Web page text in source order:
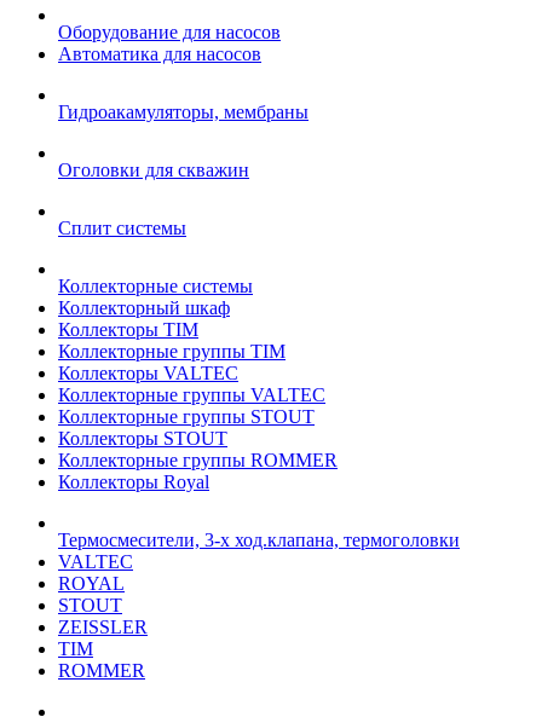
Оборудование для насосов
Автоматика для насосов
Гидроакамуляторы, мембраны
Оголовки для скважин
Сплит системы
Коллекторные системы
Коллекторный шкаф
Коллекторы TIM
Коллекторные группы TIM
Коллекторы VALTEC
Коллекторные группы VALTEC
Коллекторные группы STOUT
Коллекторы STOUT
Коллекторные группы ROMMER
Коллекторы Royal
Термосмесители, 3-х ход.клапана, термоголовки
VALTEC
ROYAL
STOUT
ZEISSLER
TIM
ROMMER